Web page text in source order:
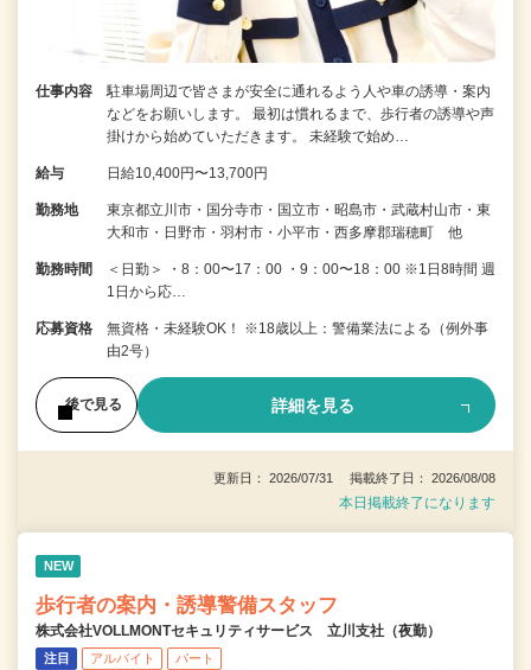
仕事内容
駐車場周辺で皆さまが安全に通れるよう人や車の誘導・案内
などをお願いします。 最初は慣れるまで、歩行者の誘導や声
掛けから始めていただきます。 未経験で始め…
給与 日給10,400円〜13,700円
勤務地
東京都立川市・国分寺市・国立市・昭島市・武蔵村山市・東
大和市・日野市・羽村市・小平市・西多摩郡瑞穂町 他
勤務時間
＜日勤＞ ・8：00〜17：00 ・9：00〜18：00 ※1日8時間 週
1日から応…
応募資格
無資格・未経験OK！ ※18歳以上：警備業法による（例外事
由2号）
後で見る 詳細を見る
更新日： 2026/07/31 掲載終了日： 2026/08/08
本日掲載終了になります
NEW
歩行者の案内・誘導警備スタッフ
株式会社VOLLMONTセキュリティサービス 立川支社（夜勤）
注目 アルバイト パート